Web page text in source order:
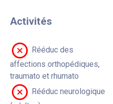
Activités
Rééduc des
affections orthopédiques,
traumato et rhumato
Rééduc neurologique